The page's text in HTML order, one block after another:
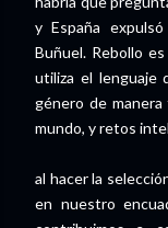
y España
Buñuel. Rebollo
utiliza el lenguaje
género de
mundo, y retos
al hacer la
en nuestro